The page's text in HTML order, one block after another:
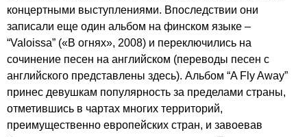
концертными выступлениями. Впоследствии они
записали еще один альбом на финском языке –
“Valoissa” («В огнях», 2008) и переключились на
сочинение песен на английском (переводы песен с
английского представлены здесь). Альбом “A FlyAway”
принес девушкам популярность за пределами страны,
отметившись в чартах многих территорий,
преимущественно европейских стран, и завоевав